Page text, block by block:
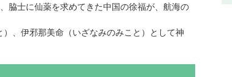
脇士に仙薬を求めてきた中国の徐福が、航海の
、伊邪那美命（いざなみのみこと）として神